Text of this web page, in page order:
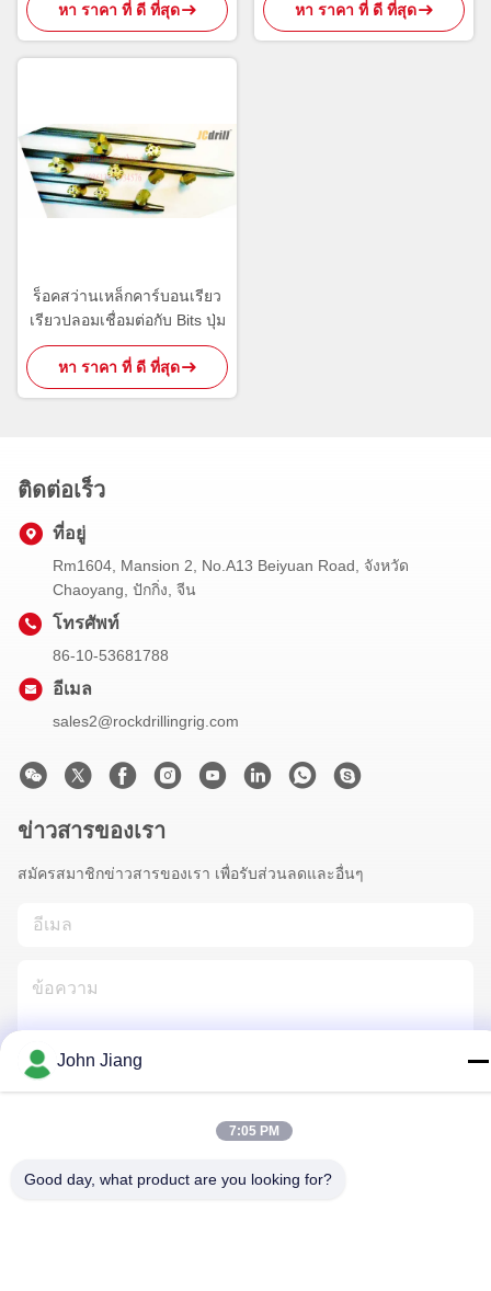
คาร์บอน
หา ราคา ที่ ดี ที่สุด
หา ราคา ที่ ดี ที่สุด
ร็อคสว่านเหล็กคาร์บอนเรียว
เรียวปลอมเชื่อมต่อกับ Bits ปุ่ม
หา ราคา ที่ ดี ที่สุด
ติดต่อเร็ว
ที่อยู่
Rm1604, Mansion 2, No.A13 Beiyuan Road, จังหวัด
Chaoyang, ปักกิ่ง, จีน
โทรศัพท์
86-10-53681788
อีเมล
sales2@rockdrillingrig.com
ข่าวสารของเรา
สมัครสมาชิกข่าวสารของเรา เพื่อรับส่วนลดและอื่นๆ
John Jiang
7:05 PM
Good day, what product are you looking for?